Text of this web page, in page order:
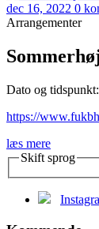
dec 16, 2022 0
Arrangementer
Dato og
https://
læs mere
Skift sprog